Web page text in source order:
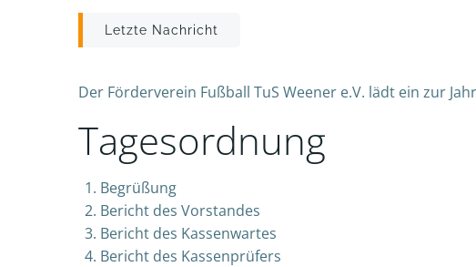
Beitragsnavigation
Letzte Nachricht
Der Förderverein Fußball TuS Weener e.V. lädt ein zur
Tagesordnung
Begrüßung
Bericht des Vorstandes
Bericht des Kassenwartes
Bericht des Kassenprüfers